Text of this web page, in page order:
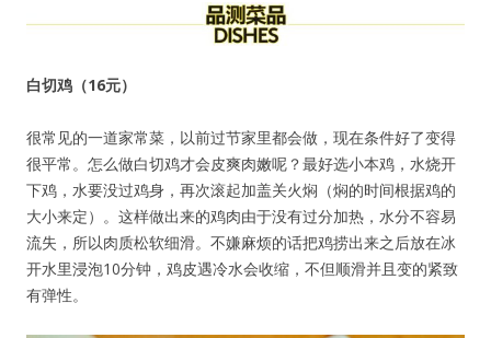
白切鸡（16元）
很常见的一道家常菜，以前过节家里都会做，现在条件好了变得
很平常。怎么做白切鸡才会皮爽肉嫩呢？最好选小本鸡，水烧开
下鸡，水要没过鸡身，再次滚起加盖关火焖（焖的时间根据鸡的
大小来定）。这样做出来的鸡肉由于没有过分加热，水分不容易
流失，所以肉质松软细滑。不嫌麻烦的话把鸡捞出来之后放在冰
开水里浸泡10分钟，鸡皮遇冷水会收缩，不但顺滑并且变的紧致
有弹性。